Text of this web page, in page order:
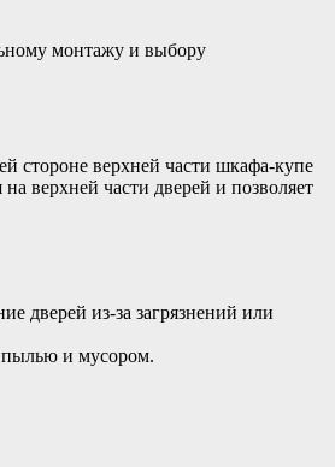
монтажу и выбору
стороне верхней части шкафа-купе
верхней части дверей и позволяет
дверей из-за загрязнений или
пылью и мусором.